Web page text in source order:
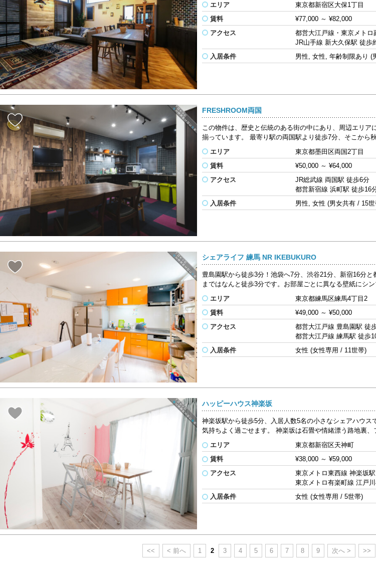
エリア
東京都新宿区大保1丁目
賃料
¥77,000～ ¥82,000
アクセス
都営大江戸線・東京メト
JR山手線 新大久保駅 徒歩
入居条件
男性, 女性, 年齢制限あり (
FRESHROOM両国
この物件は、歴史と伝統のある街の中にあり、周辺エリ
揃っています。 最寄り駅の両国駅より徒歩7分、そこから
エリア
東京都墨田区両国2丁目
賃料
¥50,000～ ¥64,000
アクセス
JR総武線 両国駅 徒歩6分
都営新宿線 浜町駅 徒歩16
入居条件
男性, 女性 (男女共有 / 15世
シェアライフ 練馬 NR IKEBUKURO
豊島園駅から徒歩3分！池袋へ7分、渋谷21分、新宿16分
まではなんと徒歩3分です。お部屋ごとに異なる壁紙にシ
エリア
東京都練馬区練馬4丁目2
賃料
¥49,000～ ¥50,000
アクセス
都営大江戸線 豊島園駅 徒
都営大江戸線 練馬駅 徒歩
入居条件
女性 (女性専用 / 11世帯)
ハッピーハウス神楽坂
神楽坂駅から徒歩5分、入居人数5名の小さなシェアハウ
気持ちよく過ごせます。 神楽坂は石畳や情緒漂う路地裏
エリア
東京都新宿区天神町
賃料
¥38,000～ ¥59,000
アクセス
東京メトロ東西線 神楽坂
東京メトロ有楽町線 江戸
入居条件
女性 (女性専用 / 5世帯)
<< < 前へ 1 2 3 4 5 6 7 8 9 次へ > >>